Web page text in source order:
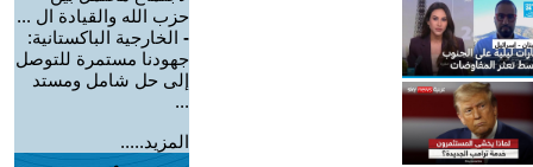
حزب الله والقيادة ال ...
- الخارجية الباكستانية:
جهودنا مستمرة للتوصل
إلى حل شامل ومستد
...
المزيد.....